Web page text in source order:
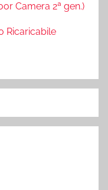
Camera 2ª gen.)
Ricaricabile